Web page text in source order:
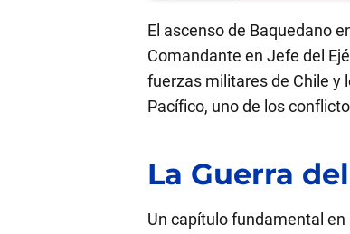
El ascenso de Baquedano
Comandante en Jefe del
fuerzas militares de Chile y
Pacífico, uno de los
La Guerra
Un capítulo fundamental en